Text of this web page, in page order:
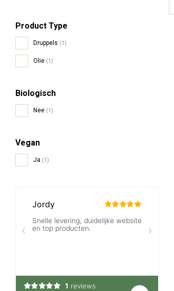
Product Type
Druppels (1)
Olie (1)
Biologisch
Nee (1)
Vegan
Ja (1)